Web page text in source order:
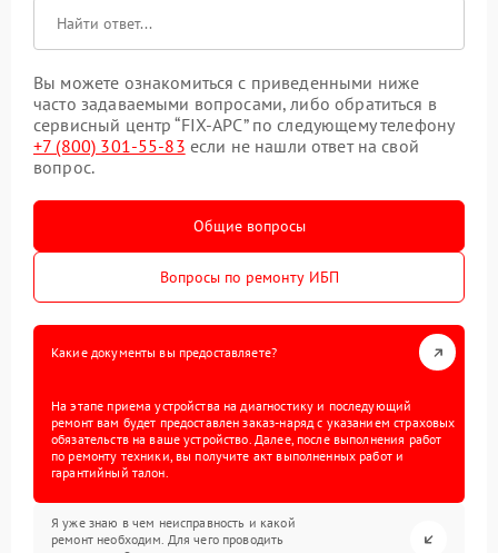
Вы можете ознакомиться с приведенными ниже
часто задаваемыми вопросами, либо обратиться в
сервисный центр “FIX-APC” по следующему телефону
+7 (800) 301-55-83 если не нашли ответ на свой
вопрос.
Общие вопросы
Вопросы по ремонту ИБП
Какие документы вы предоставляете?
На этапе приема устройства на диагностику и последующий
ремонт вам будет предоставлен заказ-наряд с указанием страховых
обязательств на ваше устройство. Далее, после выполнения работ
по ремонту техники, вы получите акт выполненных работ и
гарантийный талон.
Я уже знаю в чем неисправность и какой
ремонт необходим. Для чего проводить